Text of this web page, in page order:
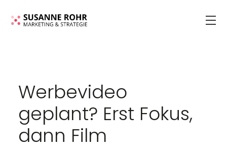
Werbevideo
geplant? Erst Fokus,
dann Film